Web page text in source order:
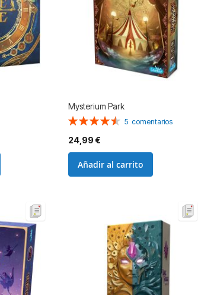
Mysterium Park
Valoración:
5 comentarios
24,99 €
Añadir al carrito